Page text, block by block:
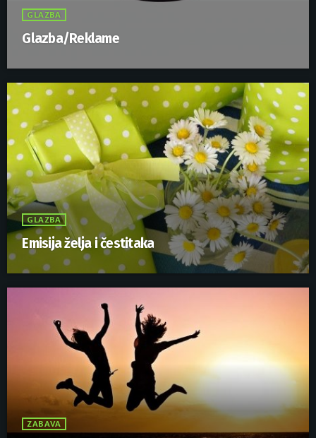
GLAZBA
Glazba/Reklame
GLAZBA
Emisija želja i čestitaka
ZABAVA